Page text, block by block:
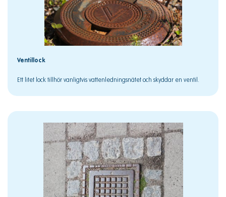
Ventillock
Ett litet lock tillhör vanligtvis vattenledningsnätet och skyddar en ventil.